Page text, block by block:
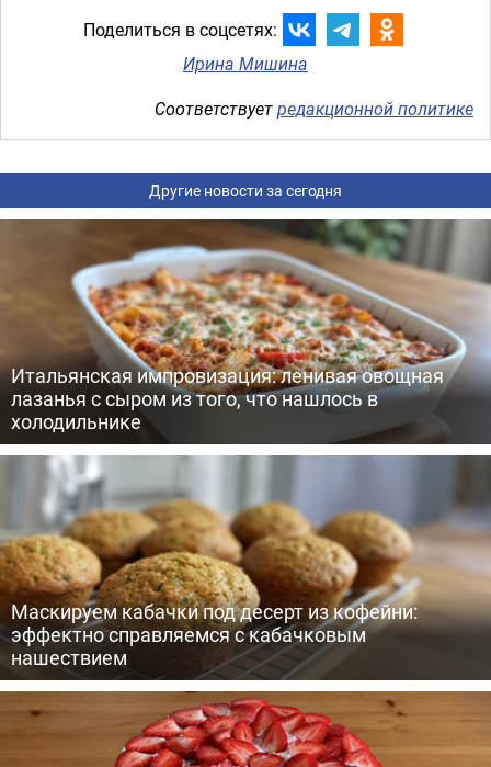
Поделиться в соцсетях:
Ирина Мишина
Соответствуетредакционной политике
Другие новости за сегодня
Итальянская импровизация: ленивая овощная
лазанья с сыром из того, что нашлось в
холодильнике
Маскируем кабачки под десерт из кофейни:
эффектно справляемся с кабачковым
нашествием